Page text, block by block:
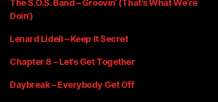
The S.O.S. Band – Groovin‘ (That’s What We’re
Doin‘)
Lenard Lidell – Keep It Secret
Chapter 8 – Let’s Get Together
Daybreak – Everybody Get Off